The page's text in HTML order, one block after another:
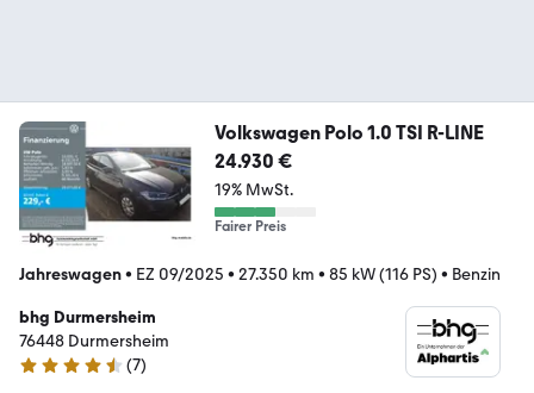
Volkswagen Polo 1.0 TSI R-LINE
24.930 €
19% MwSt.
Fairer Preis
Jahreswagen• EZ 09/2025 • 27.350 km • 85 kW (116 PS) • Benzin
bhg Durmersheim
76448 Durmersheim
4.3 Sterne
(7)